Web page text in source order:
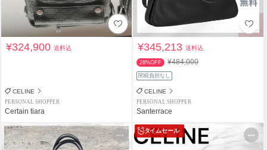
¥324,900送料込
CELINE
PERSONAL SHOPPER
Certain tiara
¥345,213送料込
28%OFF ¥484,000
関税負担なし
CELINE
PERSONAL SHOPPER
Santerrace
タイムセール